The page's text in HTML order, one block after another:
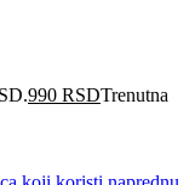
990 RSDTrenutna